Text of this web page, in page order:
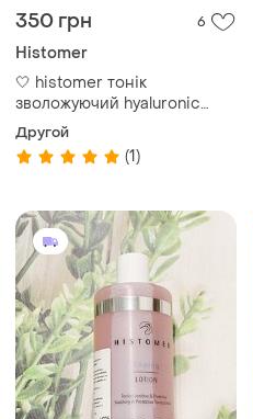
350 грн 6
Histomer
🤍 histomer тонік
зволожуючий hyaluronic
toning lotion
Другой
(1)